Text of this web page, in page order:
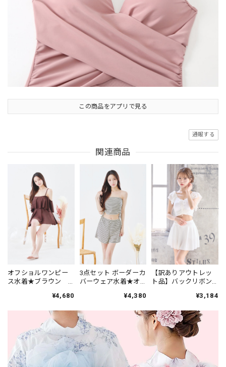
この商品をアプリで見る
通報する
関連商品
オフショルワンピー
ス水着★ブラウン
¥4,680
3点セット ボーダーカ
バーウェア水着★オ
¥4,380
【訳ありアウトレッ
ト品】バックリボン×
¥3,184